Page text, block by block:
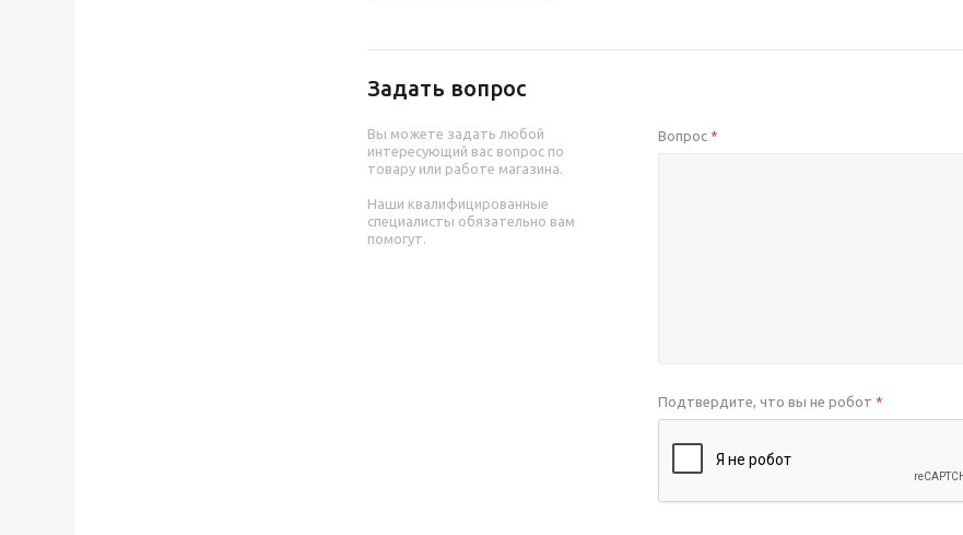
Задать вопрос
Вы можете задать любой
интересующий вас вопрос по
товару или работе магазина.
Наши квалифицированные
специалисты обязательно вам
помогут.
Вопрос *
Подтвердите, что вы не робот *